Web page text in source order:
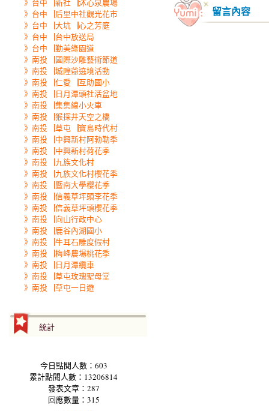
》台中▕新社▕沐心泉農場
》台中▕后里中社觀光花市
》台中▕大坑▕心之芳庭
》台中▕台中放送局
》台中▕勤美綠園道
》南投▕國際沙雕藝術節道
》南投▕城隍爺遶境活動
》南投▕仁愛▕互助國小
》南投▕日月潭頭社活盆地
》南投▕集集線小火車
》南投▕猴探井天空之橋
》南投▕草屯▕寶島時代村
》南投▕中興新村阿勃勒季
》南投▕中興新村荷花季
》南投▕九族文化村
》南投▕九族文化村櫻花季
》南投▕暨南大學櫻花季
》南投▕信義草坪頭李花季
》南投▕信義草坪頭櫻花季
》南投▕向山行政中心
》南投▕鹿谷內湖國小
》南投▕牛耳石雕度假村
》南投▕梅峰農場桃花季
》南投▕日月潭纜車
》南投▕草屯玫瑰聖母堂
》南投▕草屯一日遊
統計
今日點閱人數：603
累計點閱人數：13206814
發表文章：287
回應數量：315
留言內容